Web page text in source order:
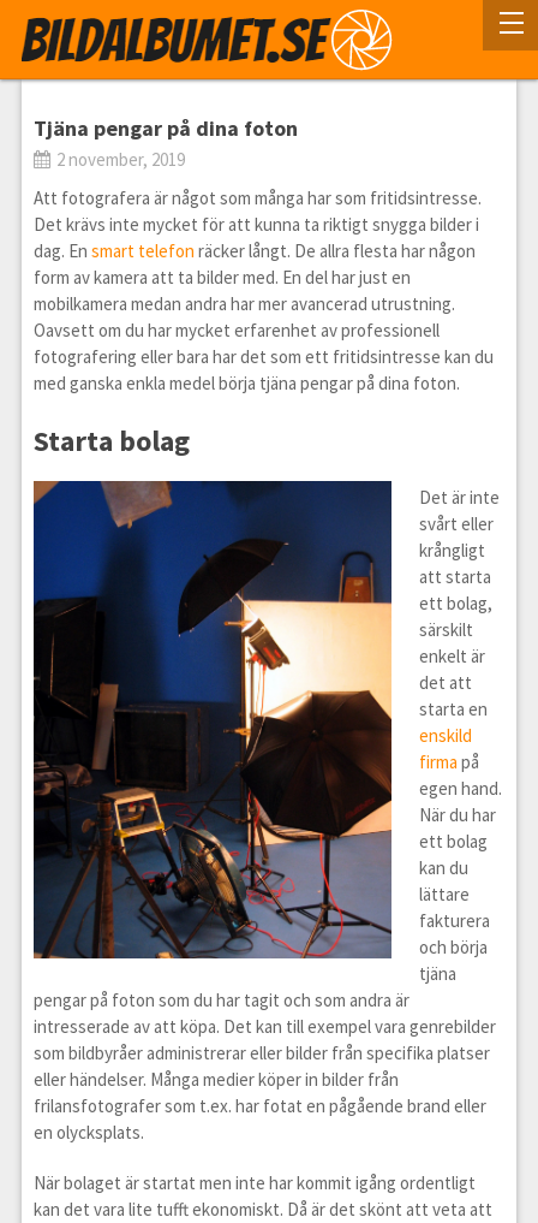
Tjäna pengar på dina foton
2 november, 2019
Att fotografera är något som många har som fritidsintresse.
Det krävs inte mycket för att kunna ta riktigt snygga bilder i
dag. En smart telefon räcker långt. De allra flesta har någon
form av kamera att ta bilder med. En del har just en
mobilkamera medan andra har mer avancerad utrustning.
Oavsett om du har mycket erfarenhet av professionell
fotografering eller bara har det som ett fritidsintresse kan du
med ganska enkla medel börja tjäna pengar på dina foton.
Starta bolag
Det är inte
svårt eller
krångligt
att starta
ett bolag,
särskilt
enkelt är
det att
starta en
enskild
firma på
egen hand.
När du har
ett bolag
kan du
lättare
fakturera
och börja
tjäna
pengar på foton som du har tagit och som andra är
intresserade av att köpa. Det kan till exempel vara genrebilder
som bildbyråer administrerar eller bilder från specifika platser
eller händelser. Många medier köper in bilder från
frilansfotografer som t.ex. har fotat en pågående brand eller
en olycksplats.
När bolaget är startat men inte har kommit igång ordentligt
kan det vara lite tufft ekonomiskt. Då är det skönt att veta att